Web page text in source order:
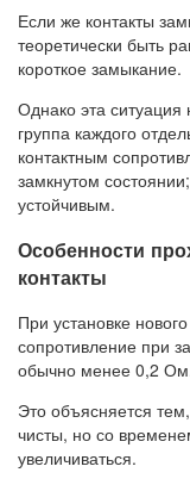
Если же контакты
теоретически быть
короткое замыкание.
Однако эта ситуация
группа каждого
контактным
замкнутом
устойчивым.
Особенности
контакты
При установке
сопротивление при
обычно менее 0,2
Это объясняется
чисты, но со
увеличиваться.